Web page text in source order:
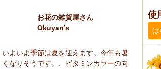
お花の雑貨屋さん
Okuyan’s
いよいよ季節は夏を迎えます。今年も暑
くなりそうです。、ビタミンカラーの向
使